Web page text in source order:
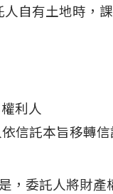
自有土地時，
利人
依信託本旨移轉
，委託人將財